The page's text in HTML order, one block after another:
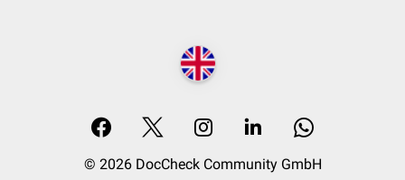
© 2026 DocCheck Community GmbH